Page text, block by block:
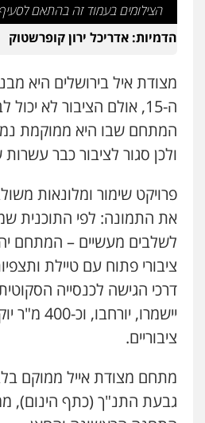
הצילומים בעמוד זה בהתאם לסעיף 27א לחוק זכויות
הדמיות: אדריכל ירון קופרשטוק
מצודת איל בירושלים היא
ה-15, אולם הציבור לא
המתחם שבו היא ממוקמת
ולכן סגור לציבור כבר
פרויקט שימור ומלונאות
את התמונה: לפי התוכנית
לשלבים מעשיים – המתחם
ציבורי פתוח עם טיילת
דרכי הגישה לכנסייה
יישמרו,
ציבוריים.
מתחם מצודת אייל ממוקם
גבעת התנ"ך (כתף הינום),